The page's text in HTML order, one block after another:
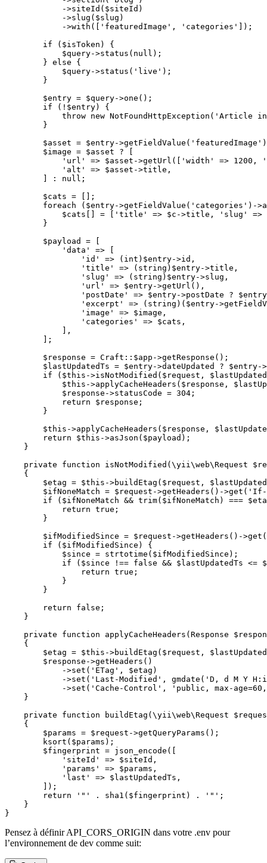
Pensez à définir API_CORS_ORIGIN dans votre .env pour
l’environnement de dev comme suit: